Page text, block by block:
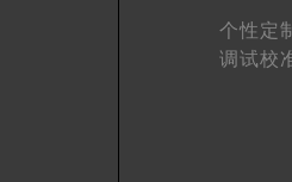
广场W3座6层602室格拉苏蒂售
天下格拉苏蒂售后服务中心（需
大街格拉苏蒂售后服务中心（需
号王府井百货名表维修格拉苏蒂
个性定
调试校